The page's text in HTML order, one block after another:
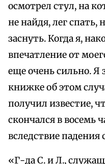
осмотрел стул, на
не найдя, лег спать,
заснуть. Когда я,
впечатление от
еще очень сильно. Я
книжке об этом
получил известие,
скончался в восемь
вследствие падения
«Г-да С. и Л.,